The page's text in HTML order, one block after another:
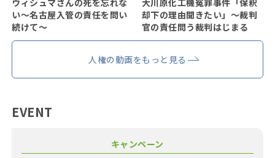
い〜名古屋入管の責任を問い
続けて〜
却下の理由聞きたい」〜裁判
官の責任問う裁判はじまる
人権の動画をもっと見る
EVENT
キャンペーン